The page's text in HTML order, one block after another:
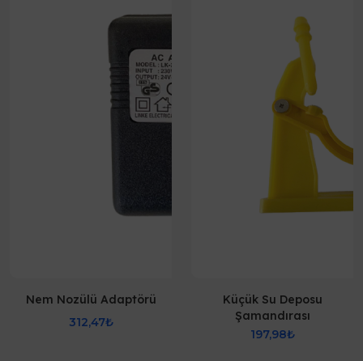
Nem Nozülü Adaptörü
312,47₺
Küçük Su Deposu
Şamandırası
197,98₺